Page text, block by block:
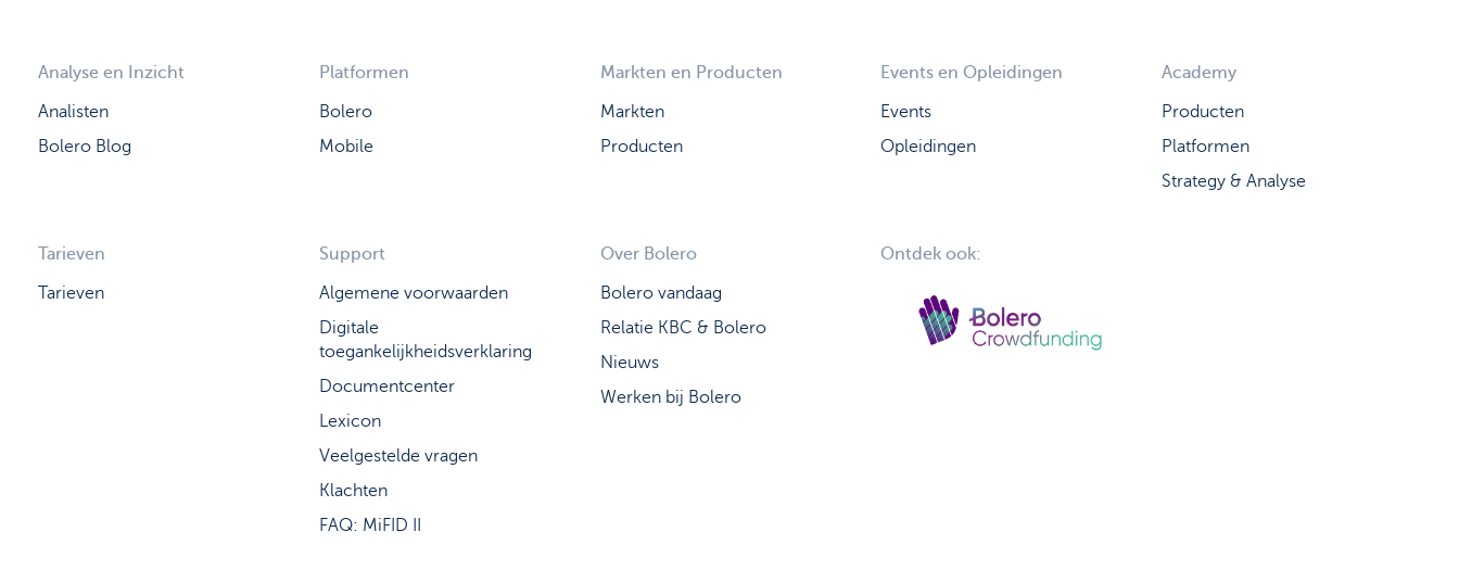
Analyse en Inzicht
Analisten
Bolero Blog
Platformen
Bolero
Mobile
Markten en Producten
Markten
Producten
Events en Opleidingen
Events
Opleidingen
Academy
Producten
Platformen
Strategy & Analyse
Tarieven
Tarieven
Support
Algemene voorwaarden
Digitale
toegankelijkheidsverklaring
Documentcenter
Lexicon
Veelgestelde vragen
Klachten
FAQ: MiFID II
Over Bolero
Bolero vandaag
Relatie KBC & Bolero
Nieuws
Werken bij Bolero
Ontdek ook: